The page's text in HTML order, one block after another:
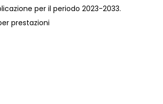
per il periodo 2023-2033.
prestazioni